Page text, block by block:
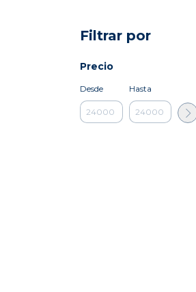
Filtrar por
Precio
Desde Hasta